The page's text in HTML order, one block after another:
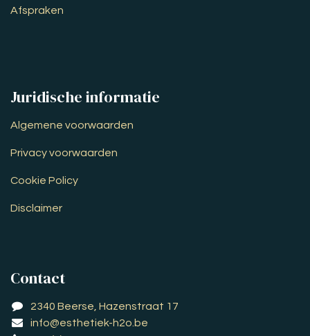
Afspraken
Juridische informatie
Algemene voorwaarden
Privacy voorwaarden
Cookie Policy
Disclaimer
Contact
2340 Beerse, Hazenstraat 17
info@esthetiek-h2o.be